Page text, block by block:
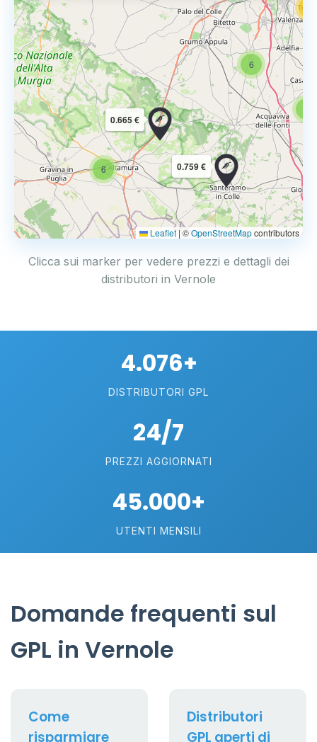
6
6
0.759 €
0.665 €
Leaflet | ©OpenStreetMapcontributors
Clicca sui marker per vedere prezzi e dettagli dei
distributori in Vernole
4.076+
DISTRIBUTORI GPL
24/7
PREZZI AGGIORNATI
45.000+
UTENTI MENSILI
Domande frequenti sul
GPL in Vernole
Come
risparmiare
Distributori
GPL aperti di